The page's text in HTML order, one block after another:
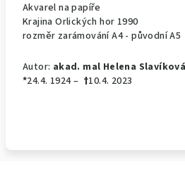
Akvarel na papíře
Krajina Orlických hor 1990
rozměr zarámování A4 - původní A5
Autor: akad. mal Helena
*24.4. 1924 – †10.4. 2023